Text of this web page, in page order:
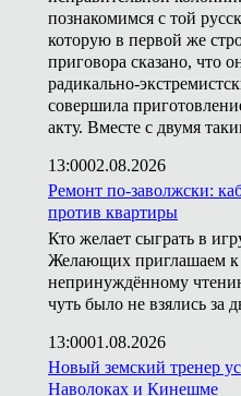
познакомимся с той
которую в первой же
приговора сказано, что
радикально-
совершила
акту. Вместе с двумя
13:0002.08.2026
Ремонт по-заволжски:
против квартиры
Кто желает сыграть в
Желающих приглашаем к
непринуждённому
чуть было не взялись за
13:0001.08.2026
Новый земский тренер
Наволоках и Кинешме